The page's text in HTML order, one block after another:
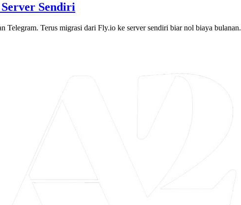
Sendiri
Terus migrasi dari Fly.io ke server sendiri biar nol biaya bulanan.